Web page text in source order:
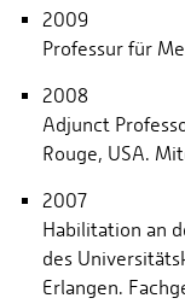
2009
Professur für
2008
Adjunct
Rouge, USA.
2007
Habilitation an
des
Erlangen.